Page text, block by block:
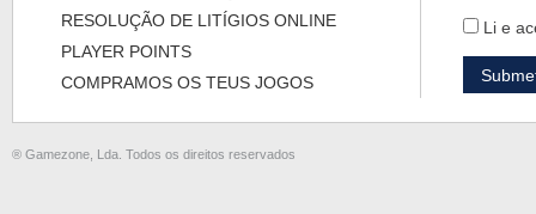
RESOLUÇÃO DE LITÍGIOS ONLINE
PLAYER POINTS
COMPRAMOS OS TEUS JOGOS
Li e
® Gamezone, Lda. Todos os direitos reservados